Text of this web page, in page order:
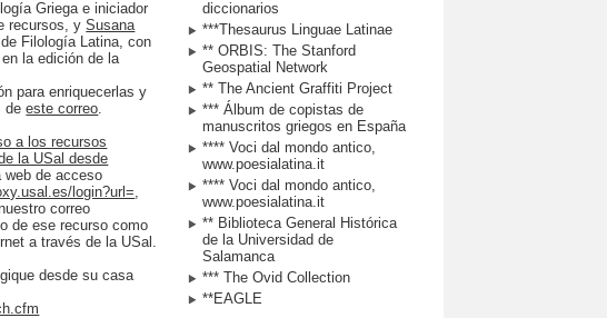
Griega e iniciador
recursos, ySusana
de Filología Latina, con
la edición de la
para enriquecerlas y
deeste correo
a los recursos
la USal desde
web de acceso
login?url=
correo
de ese recurso como
a través de la USal.
desde su casa
diccionarios
***Thesaurus Linguae Latinae
** ORBIS: The Stanford
Geospatial Network
** The Ancient Graffiti Project
*** Álbum de copistas de
manuscritos griegos en España
**** Voci dal mondo antico,
www.poesialatina.it
**** Voci dal mondo antico,
www.poesialatina.it
** Biblioteca General Histórica
de la Universidad de
Salamanca
*** The Ovid Collection
**EAGLE